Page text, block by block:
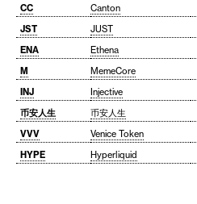
CC Canton
JST
JUST
ENA
Ethena
M
MemeCore
INJ
Injective
币安人生
币安人生
VVV
Venice Token
HYPE
Hyperliquid